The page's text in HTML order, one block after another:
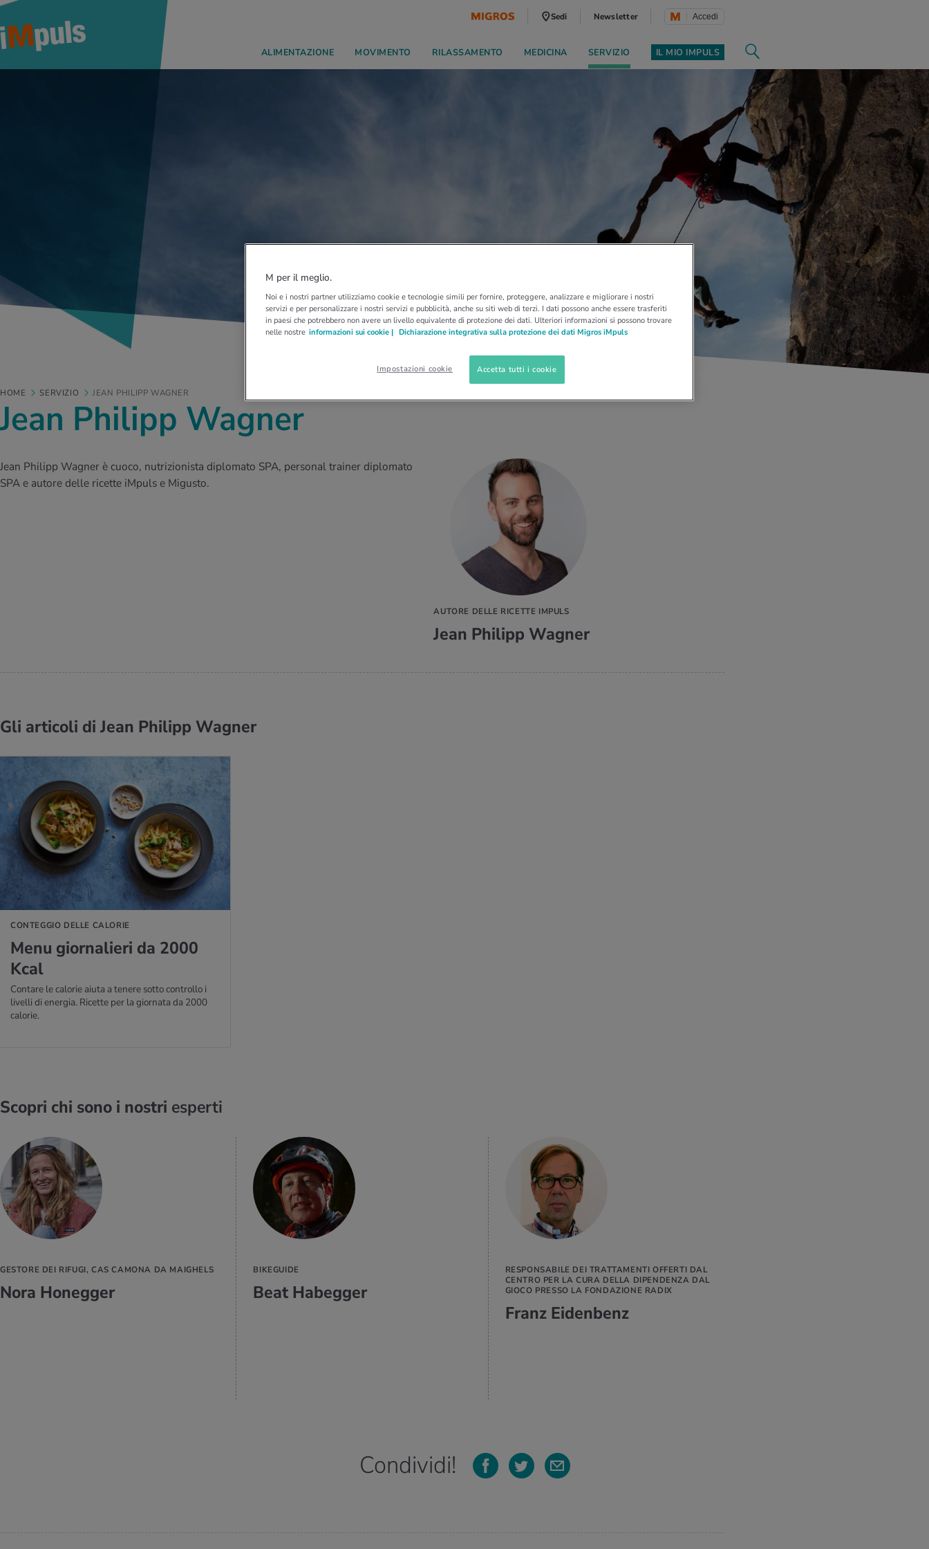
Sedi Newsletter Accedi
ALIMENTAZIONE MOVIMENTO RILASSAMENTO MEDICINA SERVIZIO IL MIO IMPULS
HOME SERVIZIO JEAN PHILIPP WAGNER
Jean Philipp Wagner
AUTORE DELLE RICETTE IMPULS
Jean Philipp Wagner
Jean Philipp Wagner è cuoco, nutrizionista diplomato SPA, personal trainer diplomato
SPA e autore delle ricette iMpuls e Migusto.
Gli articoli di Jean Philipp Wagner
CONTEGGIO DELLE CALORIE
Menu gior­na­lie­ri da 2000
Kcal
Contare le calorie aiuta a tenere sotto controllo i
livelli di energia. Ricette per la giornata da 2000
calorie.
Scopri chi sono i nostri esperti
GESTORE DEI RIFUGI, CAS CAMONA DA MAIGHELS
Nora Honegger
BIKEGUIDE
Beat Habegger
RESPONSABILE DEI TRATTAMENTI OFFERTI DAL
CENTRO PER LA CURA DELLA DIPENDENZA DAL
GIOCO PRESSO LA FONDAZIONE RADIX
Franz Eidenbenz
Condividi!
M per il meglio.
Noi e i nostri partner utilizziamo cookie e tecnologie simili per fornire, proteggere, analizzare e migliorare i nostri
servizi e per personalizzare i nostri servizi e pubblicità, anche su siti web di terzi. I dati possono anche essere trasferiti
in paesi che potrebbero non avere un livello equivalente di protezione dei dati. Ulteriori informazioni si possono trovare
nelle nostre informazioni sui cookie | Dichiarazione integrativa sulla protezione dei dati Migros iMpuls
Impostazioni cookie Accetta tutti i cookie